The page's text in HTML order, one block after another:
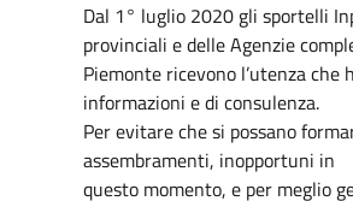
Dal 1° luglio 2020 gli sportelli
provinciali e delle Agenzie
Piemonte ricevono l’utenza che
informazioni e di consulenza.
Per evitare che si possano
assembramenti, inopportuni in
questo momento, e per meglio